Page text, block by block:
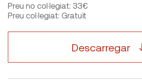
Preu no col·legiat: 33€
Preu col·legiat: Gratuït
Descarregar